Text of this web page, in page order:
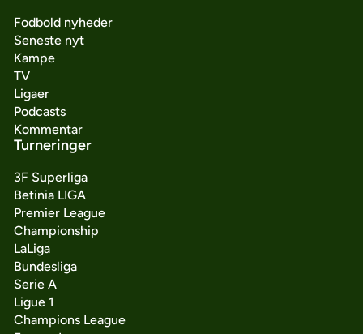
Fodbold nyheder
Seneste nyt
Kampe
TV
Ligaer
Podcasts
Kommentar
Turneringer
3F Superliga
Betinia LIGA
Premier League
Championship
LaLiga
Bundesliga
Serie A
Ligue 1
Champions League